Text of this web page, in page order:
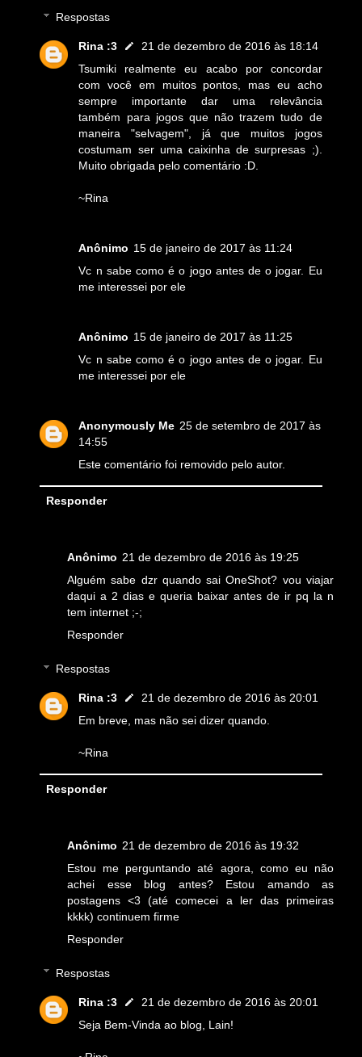
Respostas
Rina :3
21 de dezembro de 2016 às 18:14
Tsumiki realmente eu acabo por concordar
com você em muitos pontos, mas eu acho
sempre importante dar uma relevância
também para jogos que não trazem tudo de
maneira "selvagem", já que muitos jogos
costumam ser uma caixinha de surpresas ;).
Muito obrigada pelo comentário :D.
~Rina
Anônimo 15 de janeiro de 2017 às 11:24
Vc n sabe como é o jogo antes de o jogar. Eu
me interessei por ele
Anônimo 15 de janeiro de 2017 às 11:25
Vc n sabe como é o jogo antes de o jogar. Eu
me interessei por ele
Anonymously Me 25 de setembro de 2017 às
14:55
Este comentário foi removido pelo autor.
Responder
Anônimo 21 de dezembro de 2016 às 19:25
Alguém sabe dzr quando sai OneShot? vou viajar
daqui a 2 dias e queria baixar antes de ir pq la n
tem internet ;-;
Responder
Respostas
Rina :3
21 de dezembro de 2016 às 20:01
Em breve, mas não sei dizer quando.
~Rina
Responder
Anônimo 21 de dezembro de 2016 às 19:32
Estou me perguntando até agora, como eu não
achei esse blog antes? Estou amando as
postagens <3 (até comecei a ler das primeiras
kkkk) continuem firme
Responder
Respostas
Rina :3
21 de dezembro de 2016 às 20:01
Seja Bem-Vinda ao blog, Lain!